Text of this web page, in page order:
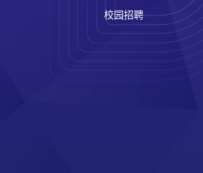
校园招聘